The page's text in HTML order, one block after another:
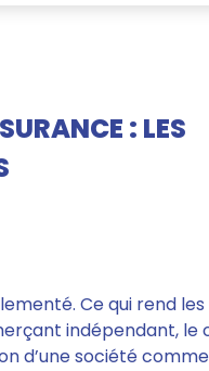
: LES
Ce qui rend
indépendant, le
d’une société